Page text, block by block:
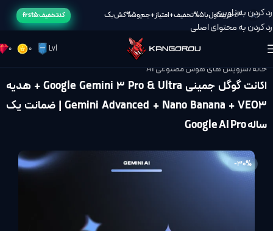
🎉خرید اول با 5% تخفیف + امتیاز + جم و 5% کش بک کد تخفیف: frst5
رد کردن به ناوبری
رد کردن به محتوای اصلی
0 0 Lvl
خانه/سرویس های هوش مصنوعی AI
اکانت گوگل جمینی Google Gemini 3 Pro & Ultra + هدیه
Gemini Advanced + Nano Banana + VEO3 | ضمانت یک
ساله Google AI Pro
-30%